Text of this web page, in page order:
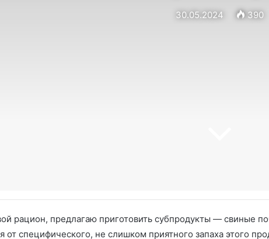
30.05.2024 390
рацион, предлагаю приготовить субпродукты — свиные
от специфического, не слишком приятного запаха этого